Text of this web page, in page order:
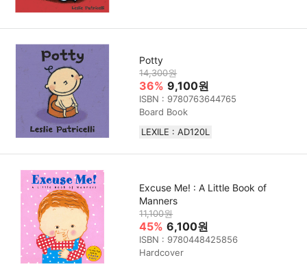
Potty
14,300원
36% 9,100원
ISBN : 9780763644765
Board Book
LEXILE : AD120L
Excuse Me! : A Little Book of
Manners
11,100원
45% 6,100원
ISBN : 9780448425856
Hardcover